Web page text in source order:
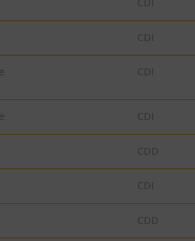
CDI
CDI
CDI
CDD
CDI
CDD